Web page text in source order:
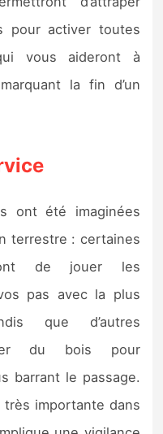
pour activer toutes
vous aideront à
la fin d’un
ont été imaginées
terrestre : certaines
de jouer les
pas avec la plus
que d’autres
du bois pour
barrant le passage.
très importante dans